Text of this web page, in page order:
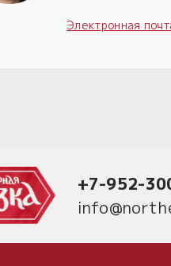
Электронная
+7-952-